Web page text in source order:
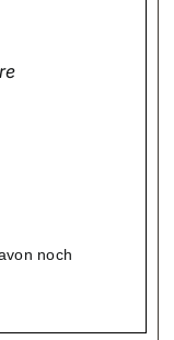
noch